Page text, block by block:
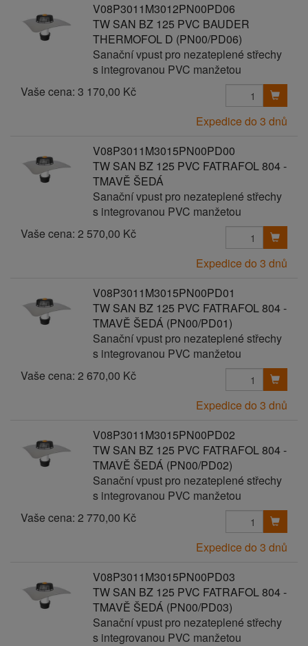
V08P3011M3012PN00PD06
TW SAN BZ 125 PVC BAUDER
THERMOFOL D (PN00/PD06)
Sanační vpust pro nezateplené střechy
s integrovanou PVC manžetou
Vaše cena: 3 170,00 Kč
Expedice do 3 dnů
V08P3011M3015PN00PD00
TW SAN BZ 125 PVC FATRAFOL 804 -
TMAVĚ ŠEDÁ
Sanační vpust pro nezateplené střechy
s integrovanou PVC manžetou
Vaše cena: 2 570,00 Kč
Expedice do 3 dnů
V08P3011M3015PN00PD01
TW SAN BZ 125 PVC FATRAFOL 804 -
TMAVĚ ŠEDÁ (PN00/PD01)
Sanační vpust pro nezateplené střechy
s integrovanou PVC manžetou
Vaše cena: 2 670,00 Kč
Expedice do 3 dnů
V08P3011M3015PN00PD02
TW SAN BZ 125 PVC FATRAFOL 804 -
TMAVĚ ŠEDÁ (PN00/PD02)
Sanační vpust pro nezateplené střechy
s integrovanou PVC manžetou
Vaše cena: 2 770,00 Kč
Expedice do 3 dnů
V08P3011M3015PN00PD03
TW SAN BZ 125 PVC FATRAFOL 804 -
TMAVĚ ŠEDÁ (PN00/PD03)
Sanační vpust pro nezateplené střechy
s integrovanou PVC manžetou